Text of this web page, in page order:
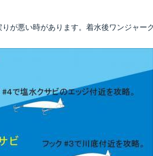
が悪い時があります。着水後ワンジャーク